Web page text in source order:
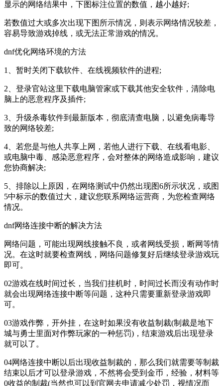
显示的网络结果中，下图标注位置的数值，越小越好;
若数值过大或多次出现下图所示情况，则表示网络情况较差，
容易导致游戏掉线，或无法正常游戏的情况。
dnf优化网络环境的方法
1、暂时关闭下载软件、在线视频软件的进程;
2、登录官站这里下载电脑管家或下载其他安全软件，清除电
脑上的恶意程序及插件;
3、升级杀毒软件到最新版本，彻底清查电脑，以避免病毒导
致的网络较差;
4、若您是与他人共享上网，若他人进行下载、在线看电影、
或电脑中毒、感染恶意程序，会对整体的网络造成影响，建议
您协商解决;
5、排除以上原因，在网络测试中仍然出现图6所示状况，或图
5中标示的数值过大，建议您联系网络运营商，为您检查网络
情况。
dnf网络连接中断的解决方法
网络问题，可能出现网线接触不良，或者网线受损，断网等情
况。在这时就要检查网线，网络问题修复好后继续登录游戏玩
即可。
02游戏在线时间过长，当我们挂机时，时间过长而没有动作时
就会出现网络连接中断等问题，这种只需要重新登录游戏即
可。
03游戏作弊，开外挂，在这时如果没有收益制裁(制裁是地下
城与勇士里面对作弊玩家的一种惩罚)，结束游戏后出现登录
就可以了。
04网络连接中断以后出现收益制裁的，那么我们就需要等制裁
结束以后才可以登录游戏，不然将会受到金币，经验，材料等
0收益的制裁(当然也可以到官网去申请减少处罚，视情况而